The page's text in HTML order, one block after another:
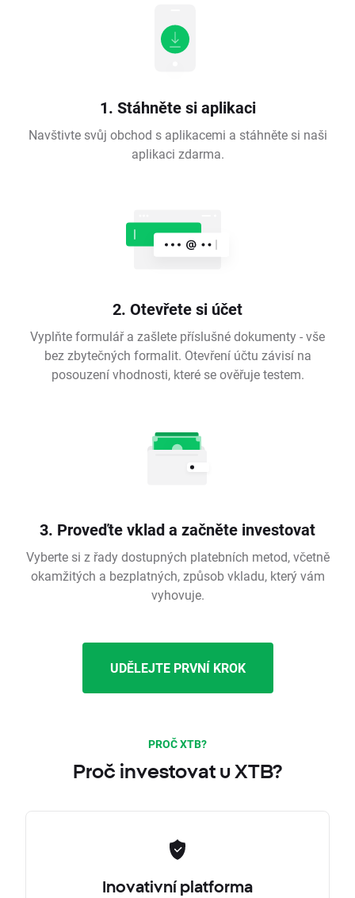
1. Stáhněte si aplikaci
Navštivte svůj obchod s aplikacemi a stáhněte si naši
aplikaci zdarma.
2. Otevřete si účet
Vyplňte formulář a zašlete příslušné dokumenty - vše
bez zbytečných formalit. Otevření účtu závisí na
posouzení vhodnosti, které se ověřuje testem.
3. Proveďte vklad a začněte investovat
Vyberte si z řady dostupných platebních metod, včetně
okamžitých a bezplatných, způsob vkladu, který vám
vyhovuje.
UDĚLEJTE PRVNÍ KROK
PROČ XTB?
Proč investovat u XTB?
Inovativní platforma